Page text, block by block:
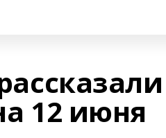
12 июня